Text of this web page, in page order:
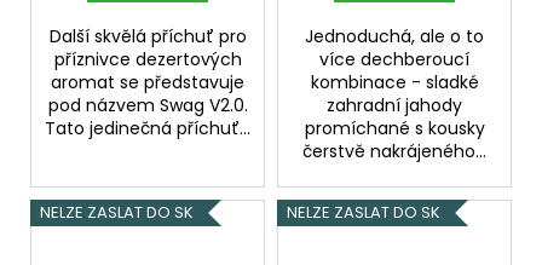
Další skvělá příchuť pro
příznivce dezertových
aromat se představuje
pod názvem Swag V2.0.
Tato jedinečná příchuť...
Jednoduchá, ale o to
více dechberoucí
kombinace - sladké
zahradní jahody
promíchané s kousky
čerstvě nakrájeného...
NELZE ZASLAT DO SK NELZE ZASLAT DO SK